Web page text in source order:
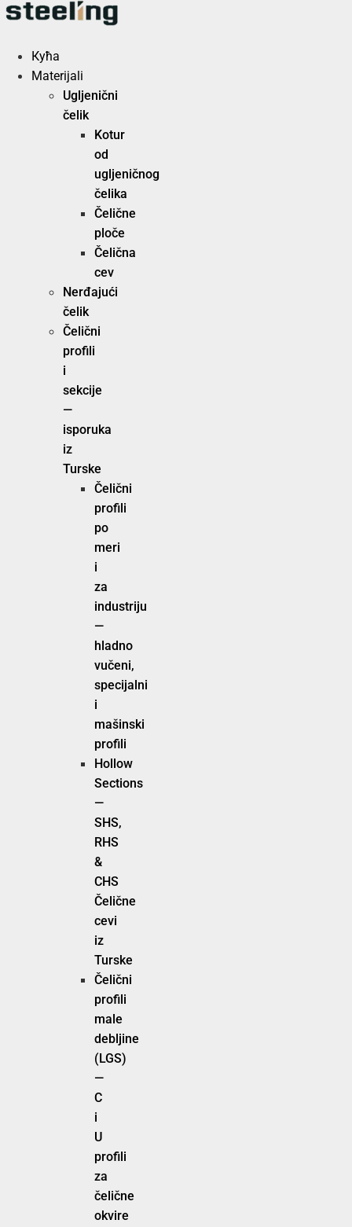
Скочите
Кућа
Materijali
Ugljenični
čelik
Kotur
od
ugljeničnog
čelika
Čelične
ploče
Čelična
cev
Nerđajući
čelik
Čelični
profili
i
sekcije
—
isporuka
iz
Turske
Čelični
profili
po
meri
i
za
industriju
—
hladno
vučeni,
specijalni
i
mašinski
profili
Hollow
Sections
—
SHS,
RHS
&
CHS
Čelične
cevi
iz
Turske
Čelični
profili
male
debljine
(LGS)
—
C
i
U
profili
za
čelične
okvire